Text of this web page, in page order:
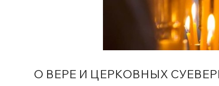
О ВЕРЕ И ЦЕРКОВНЫХ